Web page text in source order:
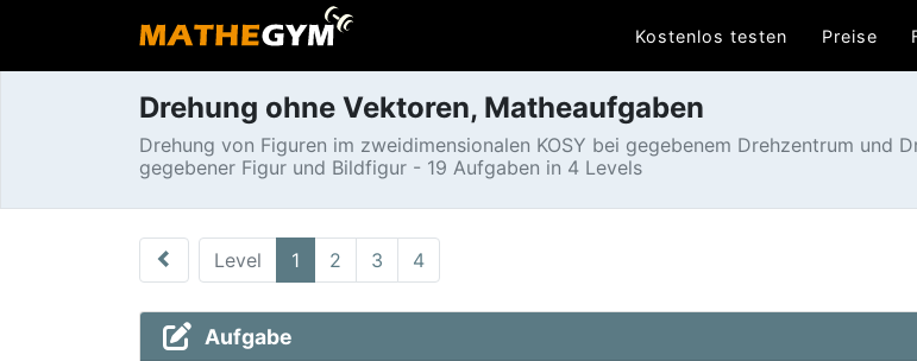
Kostenlos testen Preise
Drehung ohne Vektoren, Matheaufgaben
Drehung von Figuren im zweidimensionalen KOSY bei gegebenem Drehzentrum und
gegebener Figur und Bildfigur - 19 Aufgaben in 4 Levels
Level 1 2 3 4
Aufgabe